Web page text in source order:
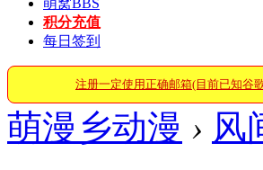
萌窝BBS
积分充值
每日签到
注册一定使用正确邮箱(目前已知谷
萌漫乡动漫 › 风